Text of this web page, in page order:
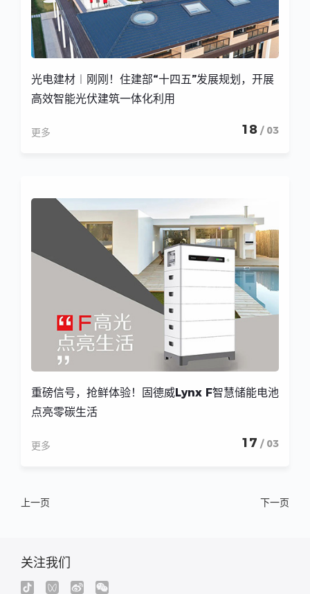
光电建材︱刚刚！住建部“十四五”发展规划，开展
高效智能光伏建筑一体化利用
更多 18 / 03
重磅信号，抢鲜体验！固德威Lynx F智慧储能电池
点亮零碳生活
更多 17 / 03
上一页 下一页
关注我们